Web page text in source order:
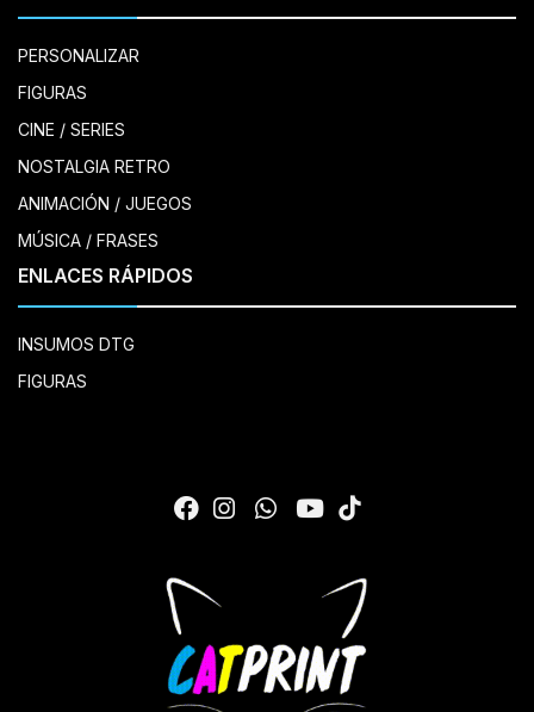
PERSONALIZAR
FIGURAS
CINE / SERIES
NOSTALGIA RETRO
ANIMACIÓN / JUEGOS
MÚSICA / FRASES
ENLACES RÁPIDOS
INSUMOS DTG
FIGURAS